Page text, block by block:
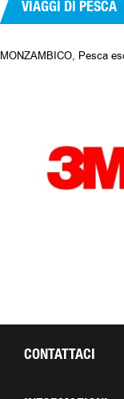
VIAGGI DI PESCA
MONZAMBICO, Pesca
CONTATTACI